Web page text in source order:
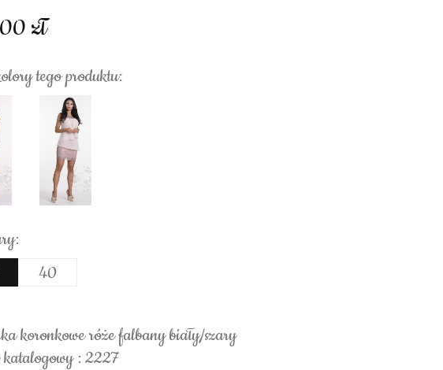
tego produktu:
40
koronkowe róże falbany biały/szary
katalogowy : 2227